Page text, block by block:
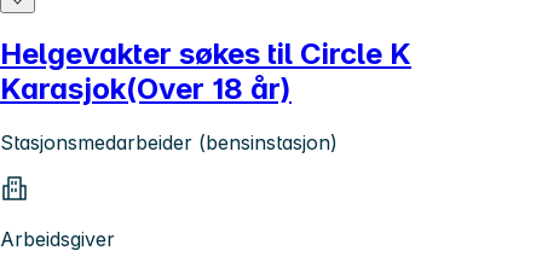
Helgevakter søkes til Circle K
Karasjok(Over 18 år)
Stasjonsmedarbeider (bensinstasjon)
Arbeidsgiver